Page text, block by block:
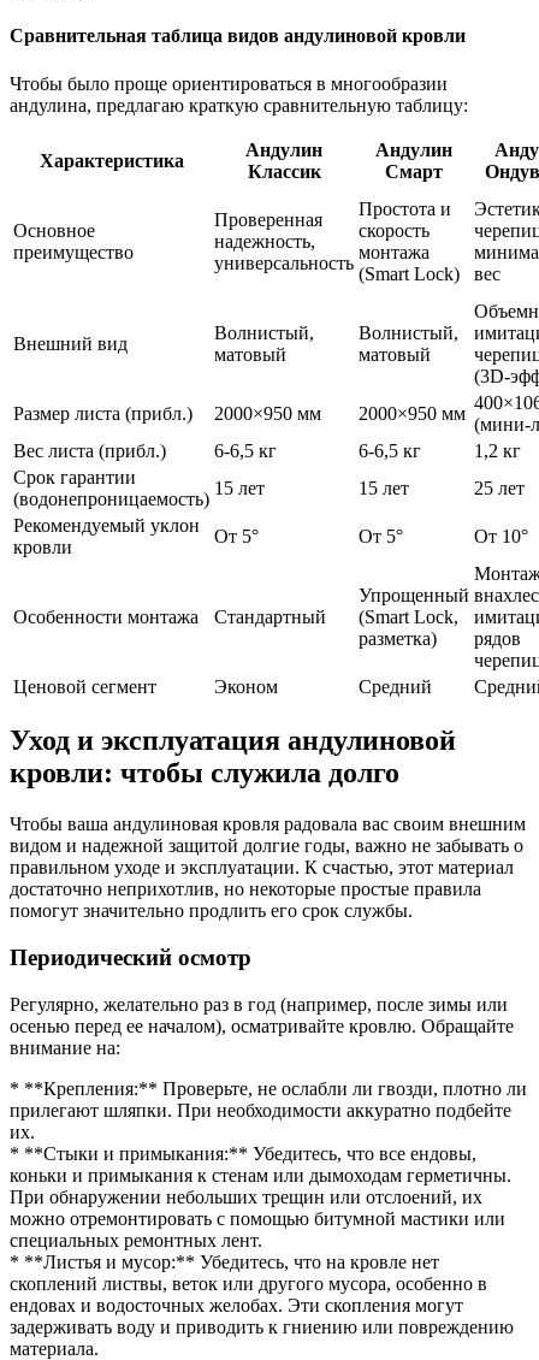
Сравнительная таблица видов андулиновой кровли
Чтобы было проще ориентироваться в многообразии
андулина, предлагаю краткую сравнительную таблицу:
Характеристика
Андулин
Классик
Андулин
Смарт
Основное
преимущество
Проверенная
надежность,
универсальность
Простота и
скорость
монтажа
(Smart Lock)
вес
Внешний вид
Волнистый,
матовый
Волнистый,
матовый
(3D-
Размер листа (прибл.)
2000×950 мм 2000×950 мм
(мини-
Вес листа (прибл.)
6-6,5 кг 6-6,5 кг
1,2 кг
Срок гарантии
(водонепроницаемость)
15 лет 15 лет
25 лет
Рекомендуемый уклон
кровли
От 5° От 5° От 10°
Особенности монтажа Стандартный
Упрощенный
(Smart Lock,
разметка)
рядов
Ценовой сегмент
Эконом Средний
Уход и эксплуатация андулиновой
кровли: чтобы служила долго
Чтобы ваша андулиновая кровля радовала вас своим внешним
видом и надежной защитой долгие годы, важно не забывать о
правильном уходе и эксплуатации. К счастью, этот материал
достаточно неприхотлив, но некоторые простые правила
помогут значительно продлить его срок службы.
Периодический осмотр
Регулярно, желательно раз в год (например, после зимы или
осенью перед ее началом), осматривайте кровлю. Обращайте
внимание на:
* **Крепления:** Проверьте, не ослабли ли гвозди, плотно ли
прилегают шляпки. При необходимости аккуратно подбейте
их.
* **Стыки и примыкания:** Убедитесь, что все ендовы,
коньки и примыкания к стенам или дымоходам герметичны.
При обнаружении небольших трещин или отслоений, их
можно отремонтировать с помощью битумной мастики или
специальных ремонтных лент.
* **Листья и мусор:** Убедитесь, что на кровле нет
скоплений листвы, веток или другого мусора, особенно в
ендовах и водосточных желобах. Эти скопления могут
задерживать воду и приводить к гниению или повреждению
материала.